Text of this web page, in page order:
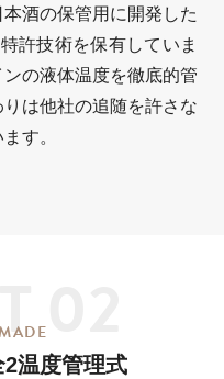
酒の保管用に開発した
許技術を保有していま
の液体温度を徹底的管
は他社の追随を許さな
す。
02
温度管理式